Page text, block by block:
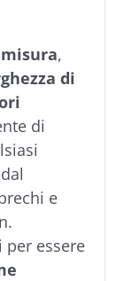
,
di
di
e
per essere